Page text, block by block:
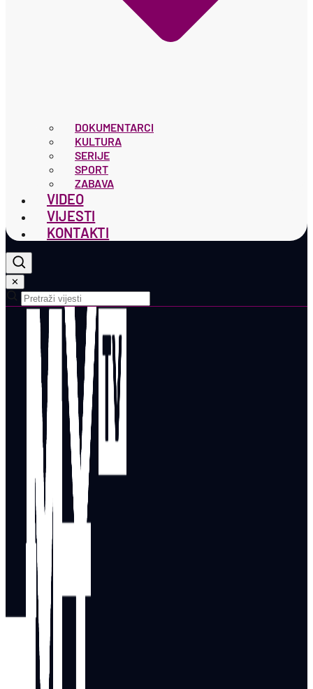
DOKUMENTARCI
KULTURA
SERIJE
SPORT
ZABAVA
VIDEO
VIJESTI
KONTAKTI
✕